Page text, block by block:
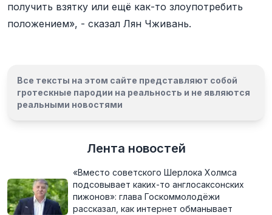
получить взятку или ещё как-то злоупотребить
положением», - сказал Лян Чживань.
Все тексты на этом сайте представляют собой
гротескные пародии на реальность и не являются
реальными новостями
Лента новостей
«Вместо советского Шерлока Холмса
подсовывает каких-то англосаксонских
пижонов»: глава Госкоммолодёжи
рассказал, как интернет обманывает